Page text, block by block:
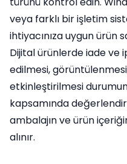
veya farklı bir işletim
ihtiyacınıza uygun ürün
Dijital ürünlerde iade ve
edilmesi,
etkinleştirilmesi
kapsamında
ambalajın ve ürün
alınır.